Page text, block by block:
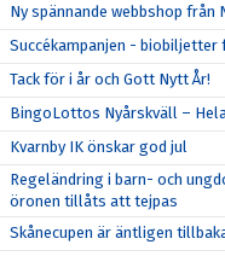
Ny spännande webbshop från
Succékampanjen - biobiljetter
Tack för i år och Gott Nytt År!
BingoLottos Nyårskväll –
Kvarnby IK önskar god jul
Regeländring i barn- och
öronen tillåts att tejpas
Skånecupen är äntligen